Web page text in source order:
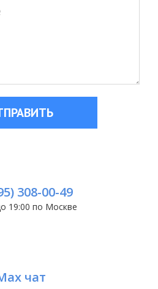
308-00-49
19:00 по Москве
чат